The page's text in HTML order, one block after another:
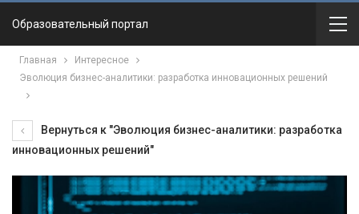
Образовательный портал
Главная
Интересное
Эволюция бизнес-аналитики: разработка инновационных решений
Вернуться к "Эволюция бизнес-аналитики: разработка
инновационных решений"